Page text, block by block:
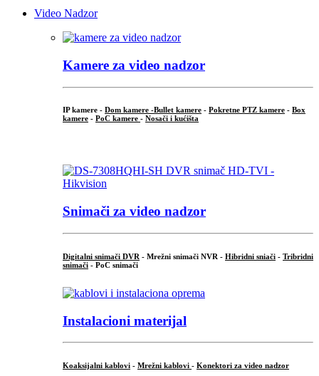
Video Nadzor
Kamere za video nadzor
IP kamere - Dom kamere -Bullet kamere - Pokretne PTZ kamere - Box
kamere - PoC kamere - Nosači i kućišta
Snimači za video nadzor
Digitalni snimači DVR - Mrežni snimači NVR - Hibridni sniači - Tribridni
snimači - PoC snimači
Instalacioni materijal
Koaksijalni kablovi - Mrežni kablovi - Konektori za video nadzor